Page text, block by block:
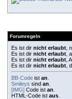
Forumregeln
Es ist dir nicht erlaubt ,
Es ist dir nicht erlaubt ,
Es ist dir nicht erlaubt ,
Es ist dir nicht erlaubt ,
BB-Code ist an
Smileys sind an
[IMG] Code ist an
HTML-Code ist aus